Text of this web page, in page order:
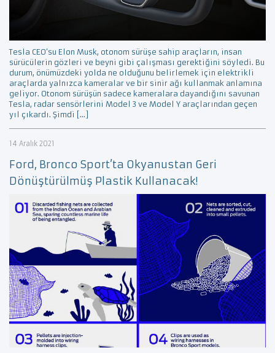
Tesla CEO’su Elon Musk, otonom sürüşe sahip araçların, insan
sürücülerin gözleri ve beyni gibi çalışması gerektiğini söyledi. Bu
durum, önümüzdeki yolda ne olduğunu belirlemek için elektrikli
araçlarda yalnızca kameralar ve bir sinir ağı kullanmak anlamına
geliyor. Otonom sürüşün sadece kameralara dayandığını savunan
Tesla, radar sensörlerini Model 3 ve Model Y araçlarından geçen
yıl çıkardı. Şimdi […]
14 Aralık 2021
Ford, Bronco Sport’ta Okyanustan Geri
Dönüştürülmüş Plastik Kullanacak!